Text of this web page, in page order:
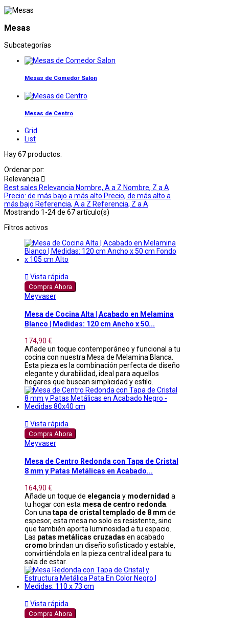
Mesas
Subcategorías
Mesas de Comedor Salon
Mesas de Centro
Grid
List
Hay 67 productos.
Ordenar por:
Relevancia 
Best sales Relevancia Nombre, A a Z Nombre, Z a A
Precio: de más bajo a más alto Precio, de más alto a
más bajo Referencia, A a Z Referencia, Z a A
Mostrando 1-24 de 67 artículo(s)
Filtros activos
 Vista rápida
Compra Ahora
Meyvaser
Mesa de Cocina Alta | Acabado en Melamina
Blanco | Medidas: 120 cm Ancho x 50...
174,90 €
Añade un toque contemporáneo y funcional a tu
cocina con nuestra Mesa de Melamina Blanca.
Esta pieza es la combinación perfecta de diseño
elegante y durabilidad, ideal para aquellos
hogares que buscan simplicidad y estilo.
 Vista rápida
Compra Ahora
Meyvaser
Mesa de Centro Redonda con Tapa de Cristal
8 mm y Patas Metálicas en Acabado...
164,90 €
Añade un toque de elegancia y modernidad a
tu hogar con esta mesa de centro redonda
Con una tapa de cristal templado de 8 mm de
espesor, esta mesa no solo es resistente, sino
que también aporta luminosidad a tu espacio.
Las patas metálicas cruzadas en acabado
cromo brindan un diseño sofisticado y estable,
convirtiéndola en la pieza central ideal para tu
sala de estar.
 Vista rápida
Compra Ahora